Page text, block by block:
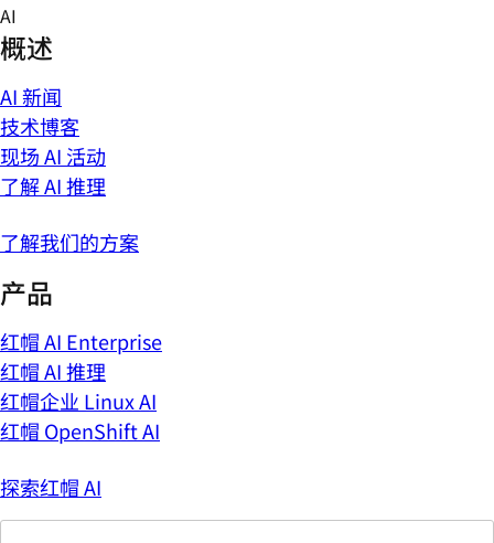
Skip
to
content
AI
概述
AI 新闻
技术博客
现场 AI 活动
了解 AI 推理
了解我们的方案
产品
红帽 AI Enterprise
红帽 AI 推理
红帽企业 Linux AI
红帽 OpenShift AI
探索红帽 AI